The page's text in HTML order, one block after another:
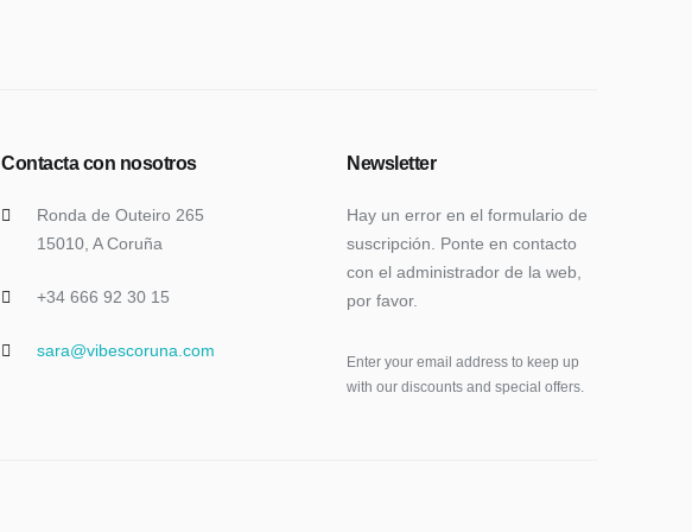
Contacta con nosotros
Ronda de Outeiro 265
15010, A Coruña
+34 666 92 30 15
sara@vibescoruna.com
Newsletter
Hay un error en el formulario de
suscripción. Ponte en contacto
con el administrador de la web,
por favor.
Enter your email address to keep up
with our discounts and special offers.